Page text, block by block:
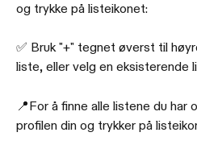
og trykke på listeikonet:
✅ Bruk "+" tegnet øverst til
liste, eller velg en eksisterende
📍For å finne alle listene du
profilen din og trykker på